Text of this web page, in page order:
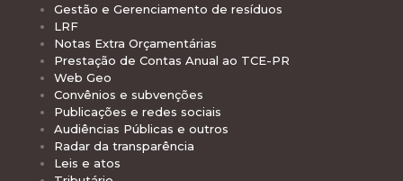
Gestão e Gerenciamento de resíduos
LRF
Notas Extra Orçamentárias
Prestação de Contas Anual ao TCE-PR
Web Geo
Convênios e subvenções
Publicações e redes sociais
Audiências Públicas e outros
Radar da transparência
Leis e atos